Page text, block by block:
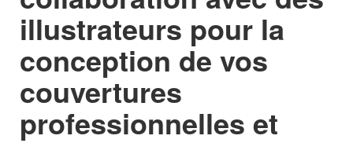
illustrateurs pour la
conception de vos
couvertures
professionnelles et